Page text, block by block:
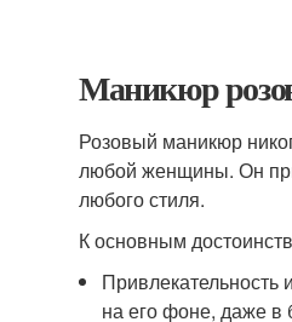
Маникюр
Розовый маникюр
любой женщины. Он
любого стиля.
К основным
Привлекательность
на его фоне, даже в